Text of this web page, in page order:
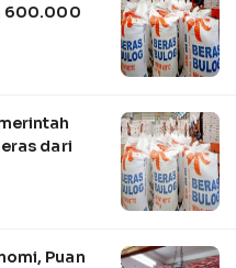
600.000
dari
Puan